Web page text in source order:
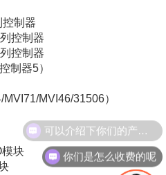
制器
控制器
控制器
制器5）
MVI46/31506）
模块
你们是怎么收费的呢